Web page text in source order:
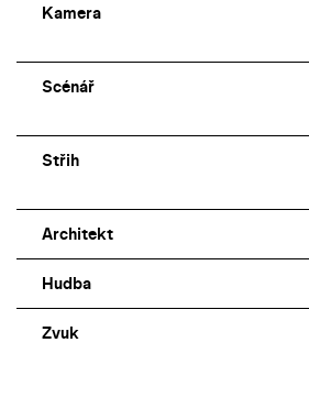
Kamera
Scénář
Střih
Architekt
Hudba
Zvuk